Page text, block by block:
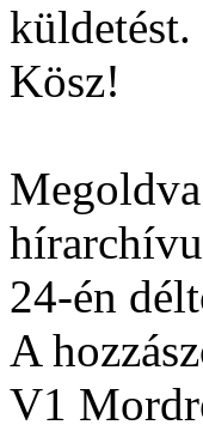
küldetést.
Kösz!
24-én
A
V1